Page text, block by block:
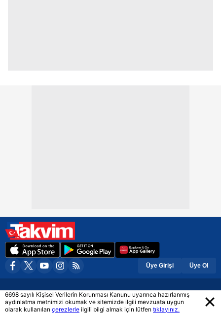
Üye Girişi Üye Ol
Daha Fazla Gör
Son Dakika Haberleri Astroloji
6698 sayılı Kişisel Verilerin Korunması Kanunu uyarınca hazırlanmış
aydınlatma metnimizi okumak ve sitemizde ilgili mevzuata uygun
olarak kullanılan çerezlerle ilgili bilgi almak için lütfen tıklayınız.